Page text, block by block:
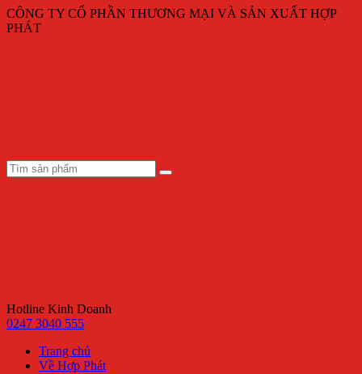
CÔNG TY CỔ PHẦN THƯƠNG MẠI VÀ SẢN XUẤT HỢP
PHÁT
Hotline Kinh Doanh
0247 3040 555
Trang chủ
Về Hợp Phát